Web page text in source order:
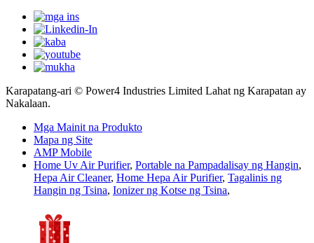
Karapatang-ari © Power4 Industries Limited Lahat ng Karapatan ay
Nakalaan.
Mga Mainit na Produkto
Mapa ng Site
AMP Mobile
Home Uv Air Purifier, Portable na Pampadalisay ng Hangin,
Hepa Air Cleaner, Home Hepa Air Purifier, Tagalinis ng
Hangin ng Tsina, Ionizer ng Kotse ng Tsina,